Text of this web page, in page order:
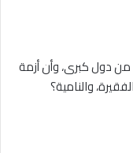
من دول كبرى، وأن أزمة
والنامية؟